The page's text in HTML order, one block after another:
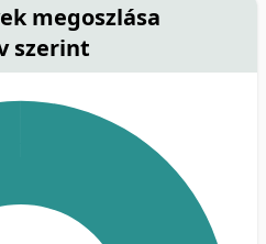
megoszlása
szerint